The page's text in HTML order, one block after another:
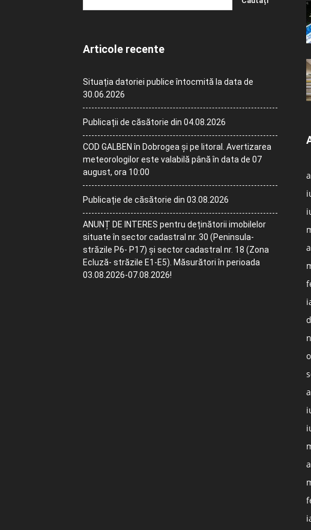
Articole recente
Situația datoriei publice întocmită la data de
30.06.2026
Publicații de căsătorie din 04.08.2026
COD GALBEN în Dobrogea și pe litoral. Avertizarea
meteorologilor este valabilă până în data de 07
august, ora 10:00
Publicație de căsătorie din 03.08.2026
ANUNȚ DE INTERES pentru deținătorii imobilelor
situate în sector cadastral nr. 30 (Peninsula-
străzile P6- P17) și sector cadastral nr. 18 (Zona
Ecluză- străzile E1-E5). Măsurători în perioada
03.08.2026-07.08.2026!